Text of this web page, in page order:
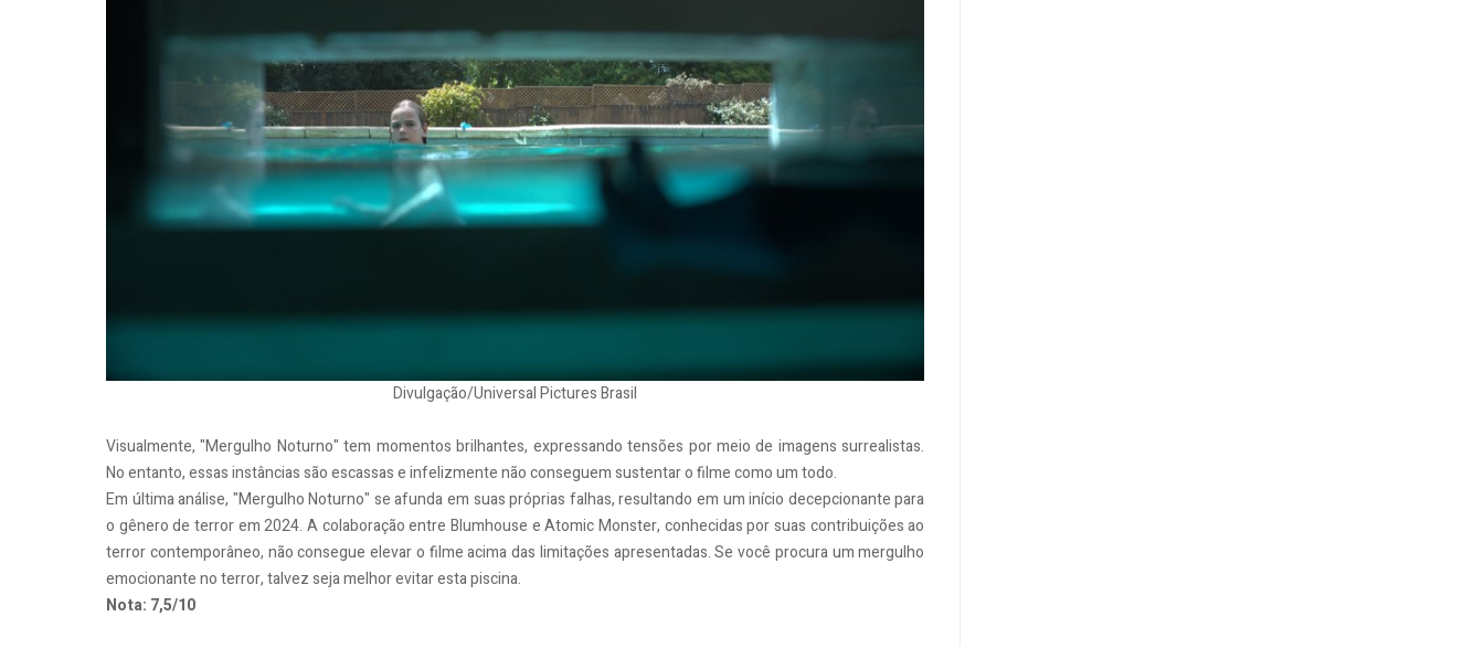
Divulgação/Universal Pictures Brasil
Visualmente, "Mergulho Noturno" tem momentos brilhantes, expressando tensões por meio de imagens surrealistas.
No entanto, essas instâncias são escassas e infelizmente não conseguem sustentar o filme como um todo.
Em última análise, "Mergulho Noturno" se afunda em suas próprias falhas, resultando em um início decepcionante para
o gênero de terror em 2024. A colaboração entre Blumhouse e Atomic Monster, conhecidas por suas contribuições ao
terror contemporâneo, não consegue elevar o filme acima das limitações apresentadas. Se você procura um mergulho
emocionante no terror, talvez seja melhor evitar esta piscina.
Nota: 7,5/10